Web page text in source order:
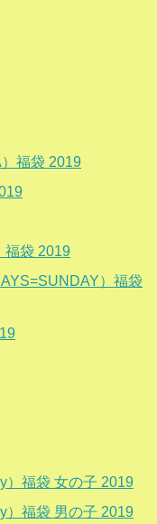
福袋 2019
福袋 2019
）福袋
）福袋 女の子 2019
）福袋 男の子 2019